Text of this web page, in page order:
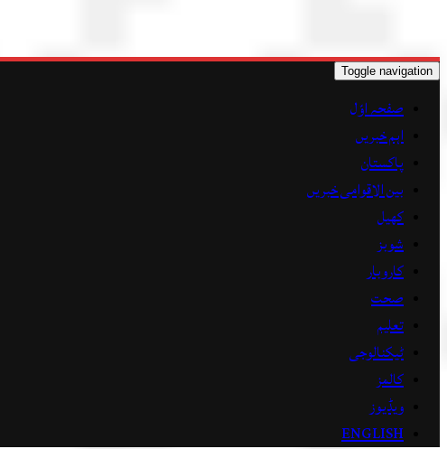
Toggle navigation
صفحہ اوّل
اہم خبریں
پاکستان
بین الاقوامی خبریں
کھیل
شوبز
کاروبار
صحت
تعلیم
ٹیکنالوجی
کالمز
ویڈیوز
ENGLISH